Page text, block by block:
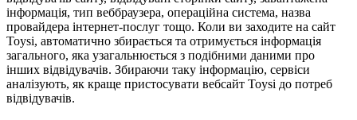
інформація, тип веббраузера, операційна система, назва
провайдера інтернет-послуг тощо. Коли ви заходите на сайт
Toysi, автоматично збирається та отримується інформація
загального, яка узагальнюється з подібними даними про
інших відвідувачів. Збираючи таку інформацію, сервіси
аналізують, як краще пристосувати вебсайт Toysi до потреб
відвідувачів.